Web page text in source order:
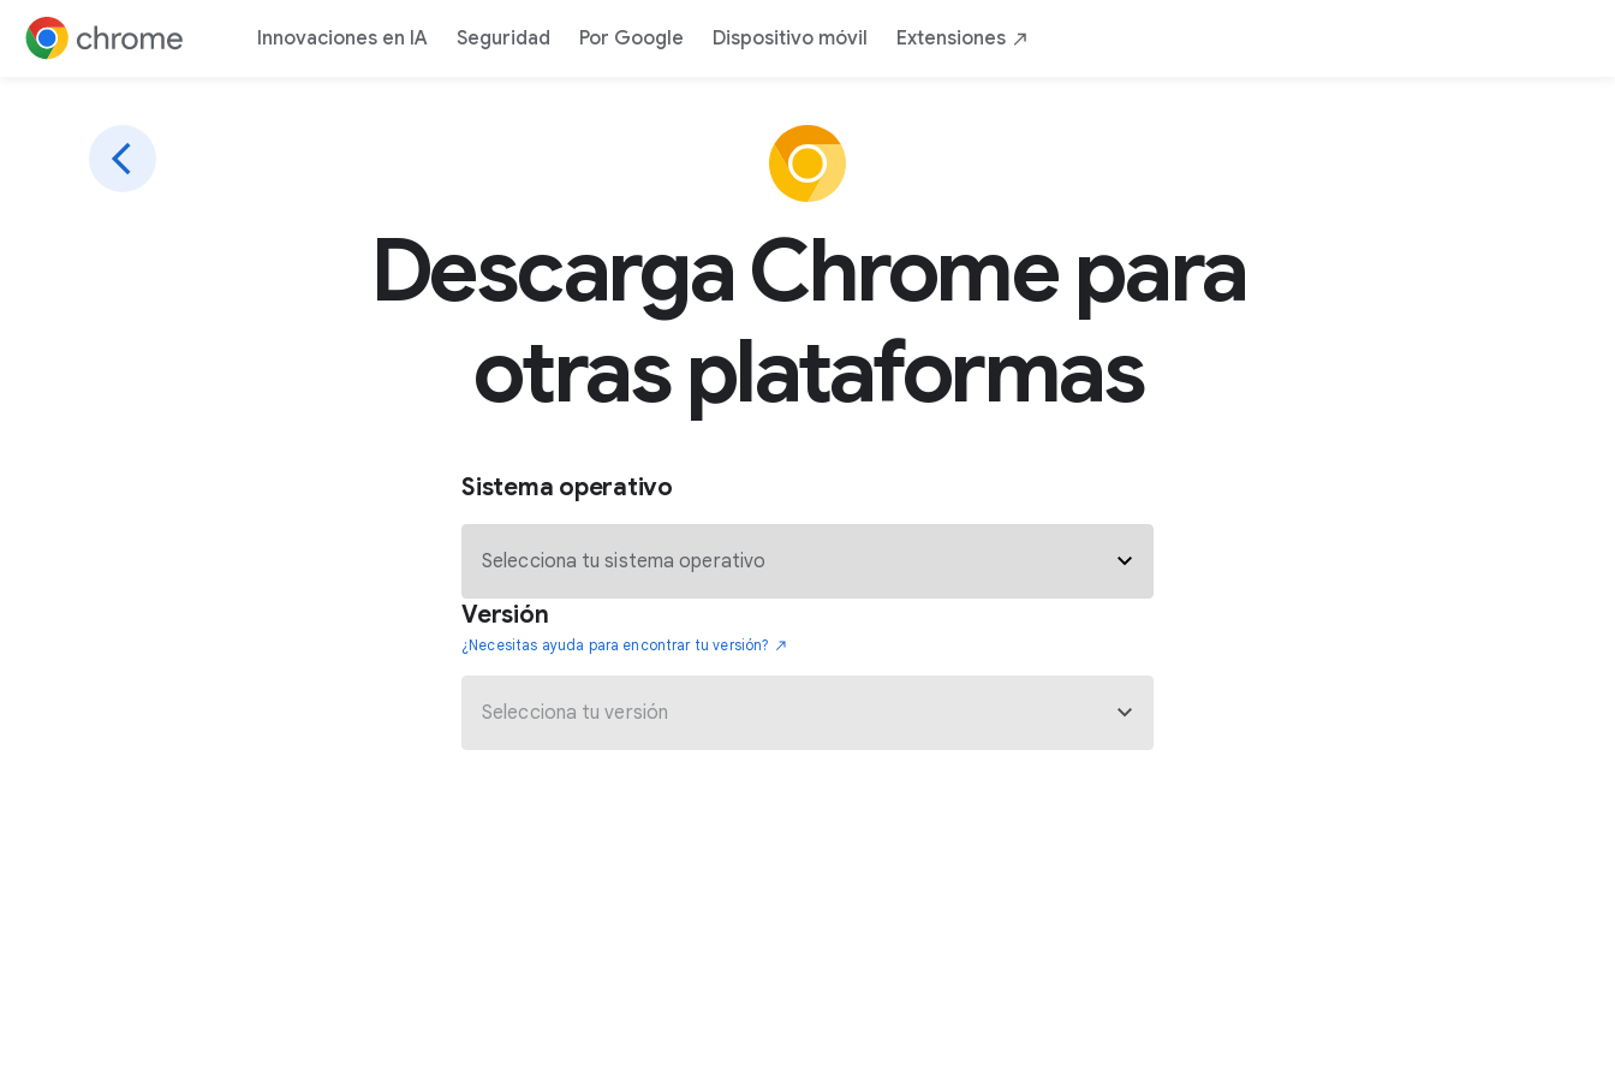
Innovaciones en IA Seguridad Por Google Dispositivo móvil Extensiones
Descarga Chrome para
otras plataformas
Sistema operativo
Versión
¿Necesitas ayuda para encontrar tu versión?